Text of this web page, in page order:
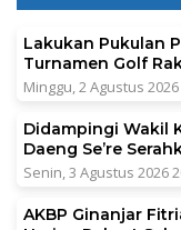
Lakukan Pukulan
Turnamen Golf
Minggu, 2 Agustus 2026
Didampingi Wakil
Daeng Se’re
Senin, 3 Agustus 2026
AKBP Ginanjar